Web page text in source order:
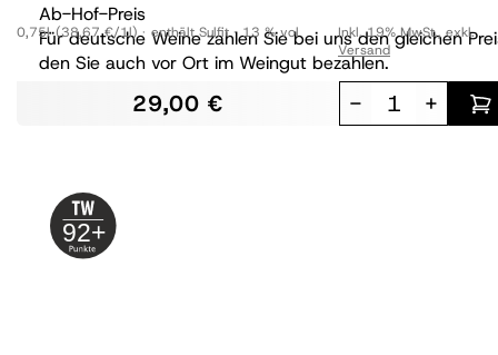
Ab-Hof-Preis
Für deutsche Weine zahlen Sie bei uns den gleichen
den Sie auch vor Ort im Weingut bezahlen.
0,75l (38,67 €/1l) enthält Sulfit 13 % vol
29,00 €
Inkl. 19% MwSt.,exkl.
Versand
- +
92+